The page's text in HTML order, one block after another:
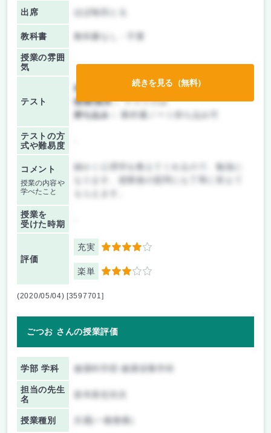
出席 ほぼ毎回とる
教科書 教科書なし・不要
授業の雰囲
気
テスト
前期/中間：
テストのみ
後期/期末：テストのみ
持ち込み：
教科書ノート持ち込み可
テストの方
式や難易度
コメント
授業の内容や
学べたこと
細かく心理学を教えてくれるので、勉強に
なります。授業後の質問にも丁寧に答えて
授業を
受けた時期
評価
充実 4
楽単 3
続きを見る（無料）
(2020/05/04) [3597701]
ごつお さんの授業評価
学部 学科 健康科学部 健康栄養学科
担当の先生
名
授業種別 共通(一般教養)